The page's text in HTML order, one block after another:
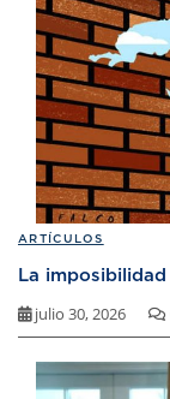
ARTÍCULOS
La
julio 30, 2026